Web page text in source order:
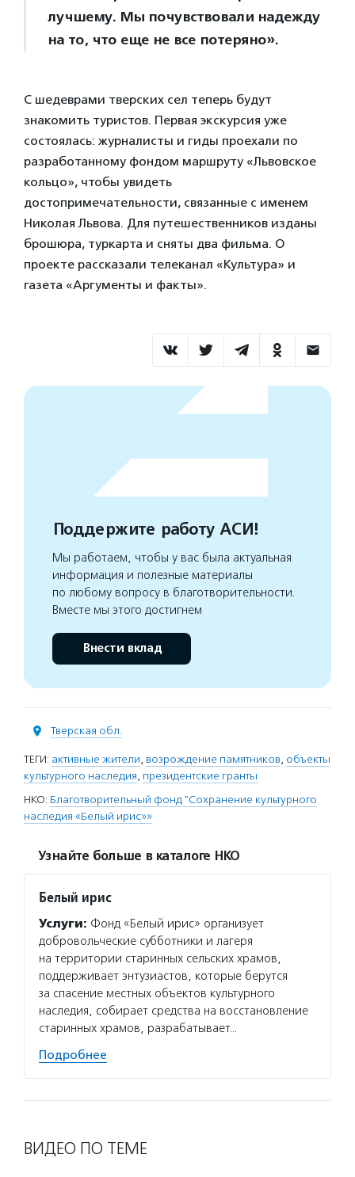
лучшему. Мы почувствовали надежду
на то, что еще не все потеряно».
С шедеврами тверских сел теперь будут
знакомить туристов. Первая экскурсия уже
состоялась: журналисты и гиды проехали по
разработанному фондом маршруту «Львовское
кольцо», чтобы увидеть
достопримечательности, связанные с именем
Николая Львова. Для путешественников изданы
брошюра, туркарта и сняты два фильма. О
проекте рассказали телеканал «Культура» и
газета «Аргументы и факты».
Поддержите работу АСИ!
Мы работаем, чтобы у вас была актуальная
информация и полезные материалы
по любому вопросу в благотворительности.
Вместе мы этого достигнем
Внести вклад
Тверская обл.
ТЕГИ: активные жители, возрождение памятников, объекты
культурного наследия, президентские гранты
НКО: Благотворительный фонд "Сохранение культурного
наследия «Белый ирис»»
Узнайте больше в каталоге НКО
Белый ирис
Услуги: Фонд «Белый ирис» организует
добровольческие субботники и лагеря
на территории старинных сельских храмов,
поддерживает энтузиастов, которые берутся
за спасение местных объектов культурного
наследия, собирает средства на восстановление
старинных храмов, разрабатывает…
Подробнее
ВИДЕО ПО ТЕМЕ